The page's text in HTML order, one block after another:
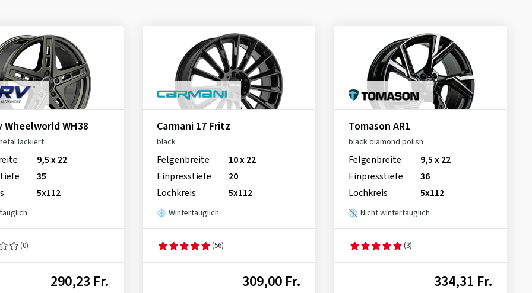
Wheelworld WH38
lackiert
9,5 x 22
35
5x112
(0)
290,23 Fr.
Carmani 17 Fritz
black
Felgenbreite
10 x 22
Einpresstiefe
20
Lochkreis
5x112
Wintertauglich
(56)
309,00 Fr.
Tomason AR1
black diamond polish
Felgenbreite
9,5 x 22
Einpresstiefe
36
Lochkreis
5x112
Nicht wintertauglich
(3)
334,31 Fr.